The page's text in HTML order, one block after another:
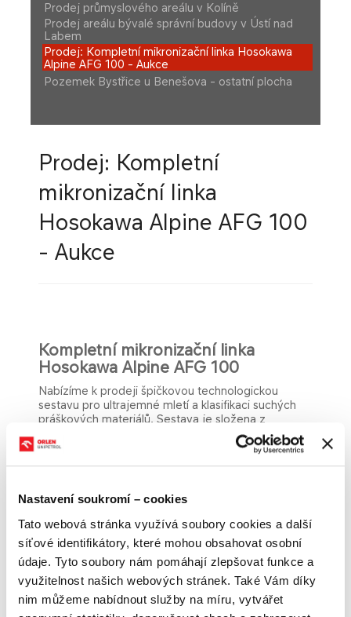
Nastavení soukromí – cookies
Tato webová stránka využívá soubory cookies a další
síťové identifikátory, které mohou obsahovat osobní
údaje. Tyto soubory nám pomáhají zlepšovat funkce a
využitelnost našich webových stránek. Také Vám díky
nim můžeme nabídnout služby na míru, vytvářet
Prodej průmyslového areálu v Kolíně
Prodej areálu bývalé správní budovy v Ústí nad
Labem
Prodej: Kompletní mikronizační linka Hosokawa
Alpine AFG 100 - Aukce
Pozemek Bystřice u Benešova - ostatní plocha
Prodej: Kompletní
mikronizační linka
Hosokawa Alpine AFG 100
- Aukce
Kompletní mikronizační linka
Hosokawa Alpine AFG 100
Nabízíme k prodeji špičkovou technologickou
sestavu pro ultrajemné mletí a klasifikaci suchých
práškových materiálů. Sestava je složena z
Hosokawa Alpine
(mlecí
technologie) a
(zdroj stlačeného
výzkumného centra a je vperfektním technickém
1. Technická specifikace a komponenty
Celý systém je veden jako jeden technologický
celek a skládá se z následujících modulů:
Fluidní tryskový mlýn Hosokawa Alpine AFG 100: